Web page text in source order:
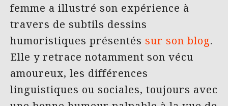
femme a illustré son expérience à
travers de subtils dessins
humoristiques présentés sur son blog.
Elle y retrace notamment son vécu
amoureux, les différences
linguistiques ou sociales, toujours avec